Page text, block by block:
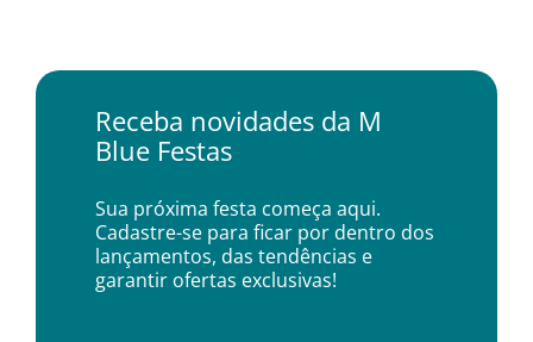
Receba novidades da M
Blue Festas
Sua próxima festa começa aqui.
Cadastre-se para ficar por dentro dos
lançamentos, das tendências e
garantir ofertas exclusivas!